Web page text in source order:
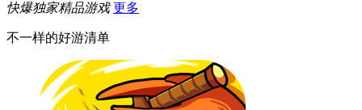
快爆独家精品游戏 更多
不一样的好游清单